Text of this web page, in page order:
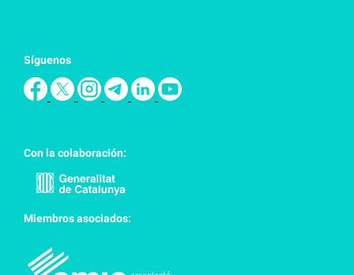
Síguenos
Con la colaboración:
Miembros asociados: